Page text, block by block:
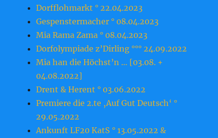
Dorfflohmarkt ° 22.04.2023
Gespenstermacher ° 08.04.2023
Mia Rama Zama ° 08.04.2023
Dorfolympiade z’Dirling °°° 24.09.2022
Mia han die Höchst’n … [03.08. +
04.08.2022]
Drent & Herent ° 03.06.2022
Premiere die 2.te ‚Auf Gut Deutsch‘ °
29.05.2022
Ankunft LF20 KatS ° 13.05.2022 &